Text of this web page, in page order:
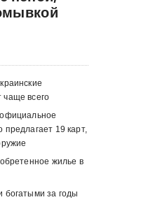
чаще всего
19 карт,
жилье в
богатыми за годы